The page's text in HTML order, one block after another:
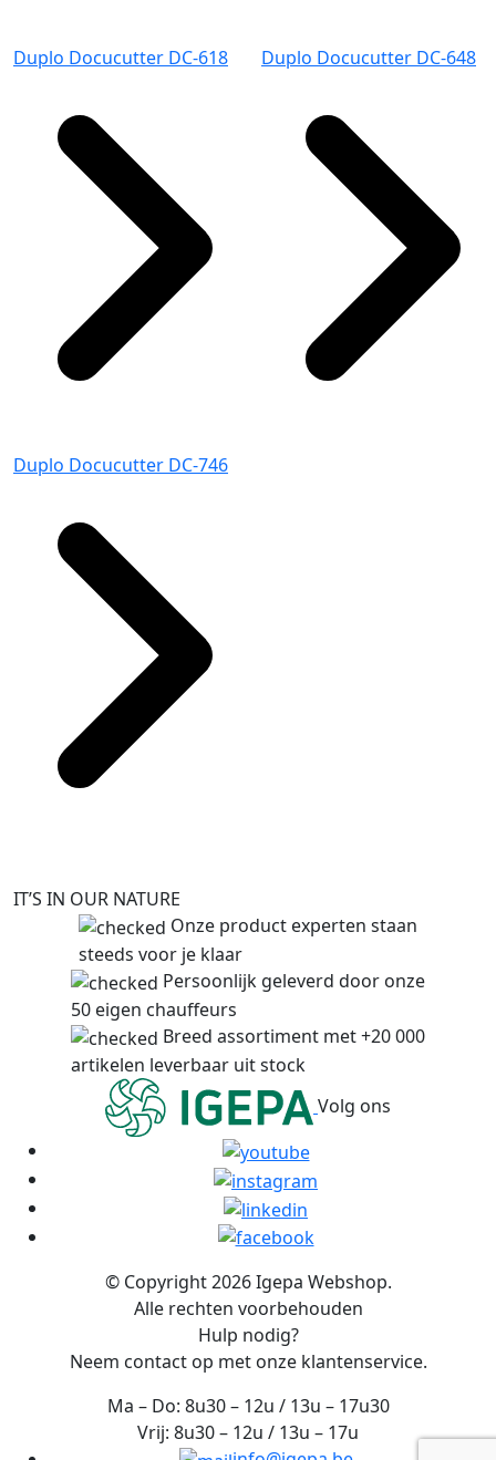
Duplo Docucutter DC-618 Duplo Docucutter DC-648
Duplo Docucutter DC-746
IT’S IN OUR NATURE
Onze product experten staan
steeds voor je klaar
Persoonlijk geleverd door onze
50 eigen chauffeurs
Breed assortiment met +20 000
artikelen leverbaar uit stock
Volg ons
© Copyright 2026 Igepa Webshop.
Alle rechten voorbehouden
Hulp nodig?
Neem contact op met onze klantenservice.
Ma – Do: 8u30 – 12u / 13u – 17u30
Vrij: 8u30 – 12u / 13u – 17u